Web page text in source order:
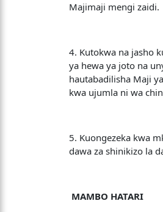
Majimaji mengi zaidi.
4. Kutokwa na jasho
ya hewa ya joto na
hautabadilisha Maji
kwa ujumla ni wa
5. Kuongezeka kwa
dawa za shinikizo la
MAMBO HATARI